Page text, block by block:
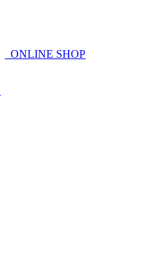
ONLINE SHOP